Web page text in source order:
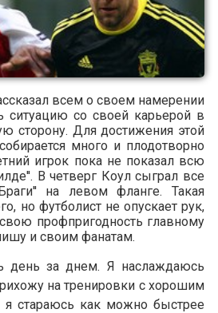
всем о своем намерении
ситуацию со своей карьерой в
сторону. Для достижения этой
много и плодотворно
игрок пока не показал всю
В четверг Коул сыграл все
на левом фланге. Такая
но футболист не опускает рук,
профпригодность главному
и своим фанатам.
день за днем. Я наслаждаюсь
на тренировки с хорошим
я стараюсь как можно быстрее